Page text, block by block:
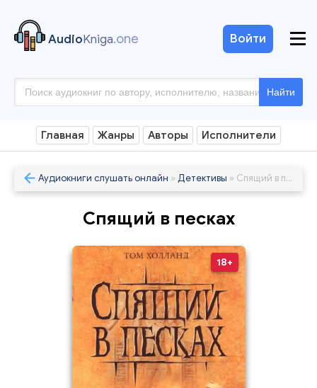
AudioKniga.one
Найти
Войти
Главная Жанры Авторы Исполнители
Аудиокниги слушать онлайн » Детективы » Спящий в песках
Спящий в песках
18+